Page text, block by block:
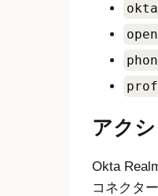
アク
Okta
コネクタ